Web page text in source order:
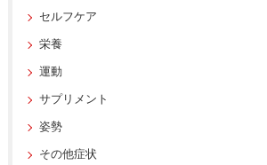
セルフケア
栄養
運動
サプリメント
姿勢
その他症状